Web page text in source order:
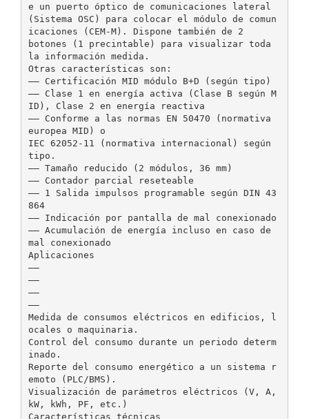
e un puerto óptico de comunicaciones lateral
(Sistema OSC) para colocar el módulo de comun
icaciones (CEM-M). Dispone también de 2
botones (1 precintable) para visualizar toda
la información medida.
Otras características son:
—— Certificación MID módulo B+D (según tipo)
—— Clase 1 en energía activa (Clase B según M
ID), Clase 2 en energía reactiva
—— Conforme a las normas EN 50470 (normativa
europea MID) o
IEC 62052-11 (normativa internacional) según
tipo.
—— Tamaño reducido (2 módulos, 36 mm)
—— Contador parcial reseteable
—— 1 Salida impulsos programable según DIN 43
864
—— Indicación por pantalla de mal conexionado
—— Acumulación de energía incluso en caso de
mal conexionado
Aplicaciones
——
——
——
——
Medida de consumos eléctricos en edificios, l
ocales o maquinaria.
Control del consumo durante un periodo determ
inado.
Reporte del consumo energético a un sistema r
emoto (PLC/BMS).
Visualización de parámetros eléctricos (V, A,
kW, kWh, PF, etc.)
Características técnicas